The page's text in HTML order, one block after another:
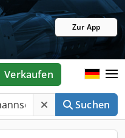
Zur App
Suchen
Verkaufen